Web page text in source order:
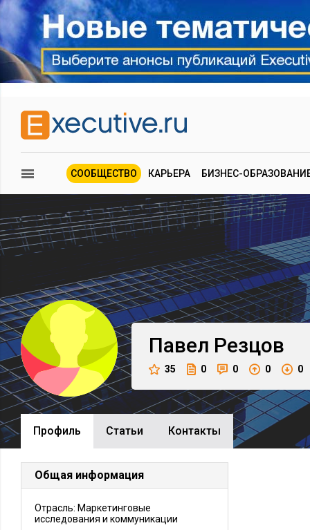
СООБЩЕСТВО КАРЬЕРА БИЗНЕС-
Павел Резцов
35 0 0 0 0
Профиль Cтатьи Контакты
Общая информация
Отрасль: Маркетинговые
исследования и коммуникации